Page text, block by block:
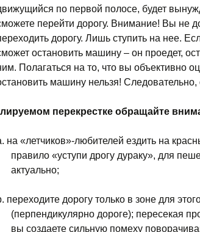
по первой полосе, будет
перейти дорогу. Внимание! Вы не
дорогу. Лишь ступить на нее.
остановить машину – он проедет,
Полагаться на то, что вы объективно
машину нельзя! Следовательно,
перекрестке обращайте
на «летчиков»-любителей ездить на
правило «уступи дрогу дураку», для
актуально;
переходите дорогу только в зоне для
(перпендикулярно дороге); пересекая
вы создаете сильную помеху